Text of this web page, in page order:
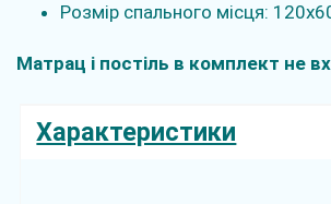
Розмір спального місця:
Матрац і постіль в комплект не
Характеристики